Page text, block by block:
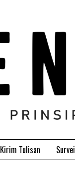
Kirim Tulisan